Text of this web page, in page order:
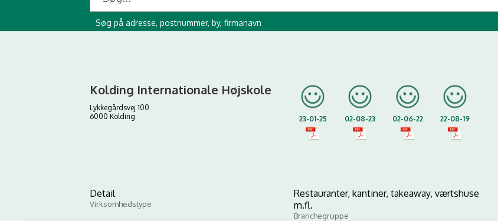
Søg på adresse, postnummer, by, firmanavn
Kolding Internationale Højskole
Lykkegårdsvej 100
6000 Kolding
23-01-25 02-08-23 02-06-22 22-08-19
Detail
Virksomhedstype
Restauranter, kantiner, takeaway, værtshuse
m.fl.
Branchegruppe